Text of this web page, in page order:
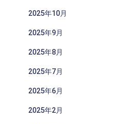
2025年10月
2025年9月
2025年8月
2025年7月
2025年6月
2025年2月